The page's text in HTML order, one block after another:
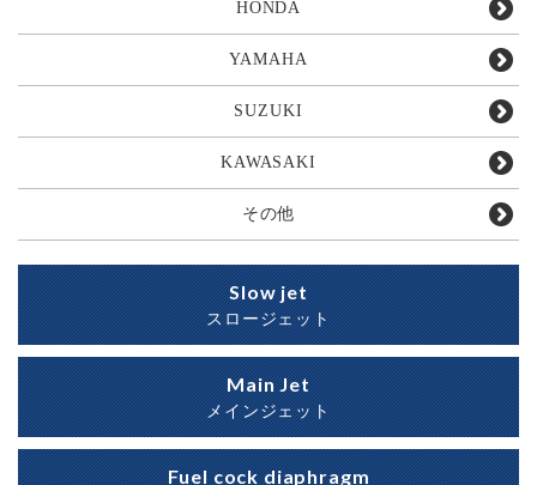
HONDA
YAMAHA
SUZUKI
KAWASAKI
その他
Slow jet
スロージェット
Main Jet
メインジェット
Fuel cock diaphragm